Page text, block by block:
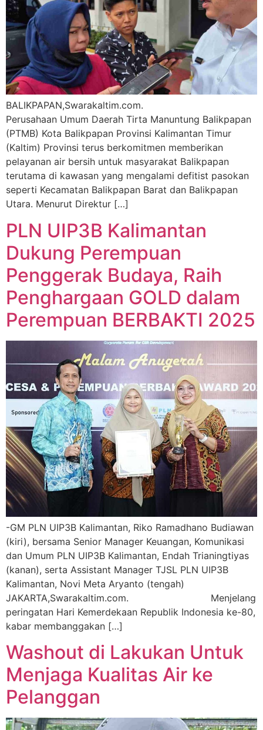
BALIKPAPAN,Swarakaltim.com.
Perusahaan Umum Daerah Tirta Manuntung Balikpapan
(PTMB) Kota Balikpapan Provinsi Kalimantan Timur
(Kaltim) Provinsi terus berkomitmen memberikan
pelayanan air bersih untuk masyarakat Balikpapan
terutama di kawasan yang mengalami defitist pasokan
seperti Kecamatan Balikpapan Barat dan Balikpapan
Utara. Menurut Direktur […]
PLN UIP3B Kalimantan
Dukung Perempuan
Penggerak Budaya, Raih
Penghargaan GOLD dalam
Perempuan BERBAKTI 2025
-GM PLN UIP3B Kalimantan, Riko Ramadhano Budiawan
(kiri), bersama Senior Manager Keuangan, Komunikasi
dan Umum PLN UIP3B Kalimantan, Endah Trianingtiyas
(kanan), serta Assistant Manager TJSL PLN UIP3B
Kalimantan, Novi Meta Aryanto (tengah)
JAKARTA,Swarakaltim.com. Menjelang
peringatan Hari Kemerdekaan Republik Indonesia ke-80,
kabar membanggakan […]
Washout di Lakukan Untuk
Menjaga Kualitas Air ke
Pelanggan